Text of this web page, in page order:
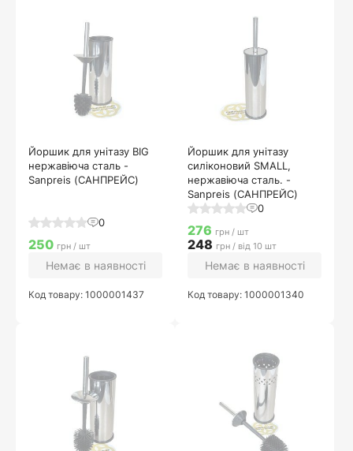
Йоршик для унітазу BIG
нержавіюча сталь -
Sanpreis (САНПРЕЙС)
0
250 грн / шт
Немає в наявності
Код товару: 1000001437
Йоршик для унітазу
силіконовий SMALL,
нержавіюча сталь. -
Sanpreis (САНПРЕЙС)
0
276 грн / шт
248 грн / від 10 шт
Немає в наявності
Код товару: 1000001340